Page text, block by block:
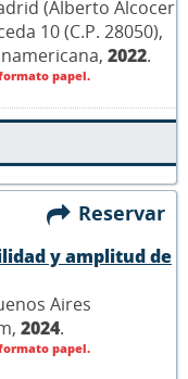
(Alberto Alcocer
10 (C.P. 28050),
2022.
papel.
Reservar
y amplitud de
Aires
2024.
papel.